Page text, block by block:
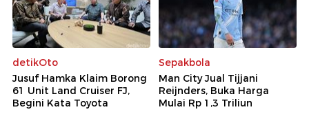
detikOto
Jusuf Hamka Klaim Borong
61 Unit Land Cruiser FJ,
Begini Kata Toyota
Sepakbola
Man City Jual Tijjani
Reijnders, Buka Harga
Mulai Rp 1,3 Triliun